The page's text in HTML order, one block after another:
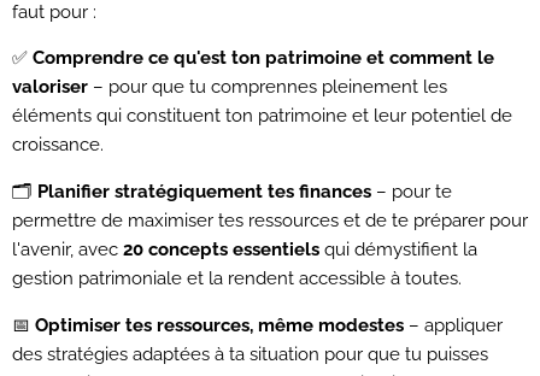
faut pour :
✅ Comprendre ce qu'est ton patrimoine et comment le
valoriser – pour que tu comprennes pleinement les
éléments qui constituent ton patrimoine et leur potentiel de
croissance.
🗂️ Planifier stratégiquement tes finances – pour te
permettre de maximiser tes ressources et de te préparer pour
l'avenir, avec 20 concepts essentiels qui démystifient la
gestion patrimoniale et la rendent accessible à toutes.
📅 Optimiser tes ressources, même modestes – appliquer
des stratégies adaptées à ta situation pour que tu puisses